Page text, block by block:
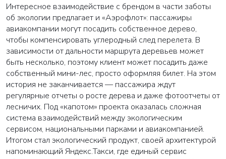
Интересное взаимодействие с брендом в части заботы
об экологии предлагает и «Аэрофлот»: пассажиры
авиакомпании могут посадить собственное дерево,
чтобы компенсировать углеродный след перелета. В
зависимости от дальности маршрута деревьев может
быть несколько, поэтому клиент может посадить даже
собственный мини-лес, просто оформляя билет. На этом
история не заканчивается — пассажира ждут
регулярные отчеты о росте дерева и даже фотоотчеты от
лесничих. Под «капотом» проекта оказалась сложная
система взаимодействий между экологическим
сервисом, национальными парками и авиакомпанией.
Итогом стал экологический продукт, своей архитектурой
напоминающий Яндекс.Такси, где единый сервис